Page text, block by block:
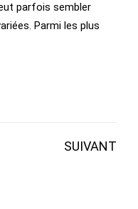
parfois sembler
Parmi les plus
SUIVANT